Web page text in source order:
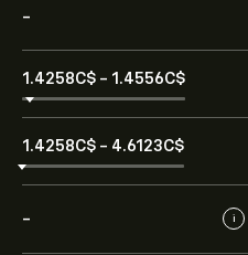
-
1.4258‎C$‎ - 1.4556‎C$‎
1.4258‎C$‎ - 4.6123‎C$‎
i
-